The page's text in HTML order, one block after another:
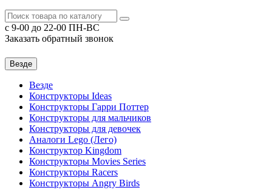
c 9-00 до 22-00 ПН-ВС
Заказать обратный звонок
Везде
Везде
Конструкторы Ideas
Конструкторы Гарри Поттер
Конструкторы для мальчиков
Конструкторы для девочек
Аналоги Lego (Лего)
Конструктор Kingdom
Конструкторы Movies Series
Конструкторы Racers
Конструкторы Angry Birds